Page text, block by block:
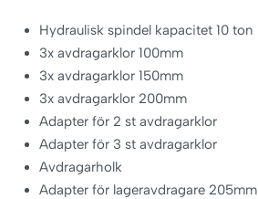
Hydraulisk spindel kapacitet 10 ton
3x avdragarklor 100mm
3x avdragarklor 150mm
3x avdragarklor 200mm
Adapter för 2 st avdragarklor
Adapter för 3 st avdragarklor
Avdragarholk
Adapter för lageravdragare 205mm